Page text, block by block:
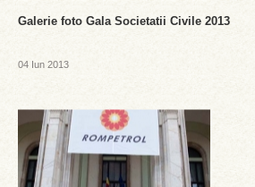
Galerie foto Gala Societatii Civile 2013
04 Iun 2013